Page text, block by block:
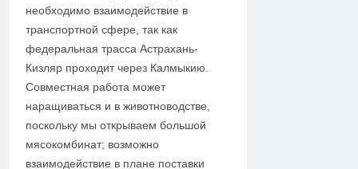
необходимо взаимодействие в
транспортной сфере, так как
федеральная трасса Астрахань-
Кизляр проходит через Калмыкию.
Совместная работа может
наращиваться и в животноводстве,
поскольку мы открываем большой
мясокомбинат; возможно
взаимодействие в плане поставки